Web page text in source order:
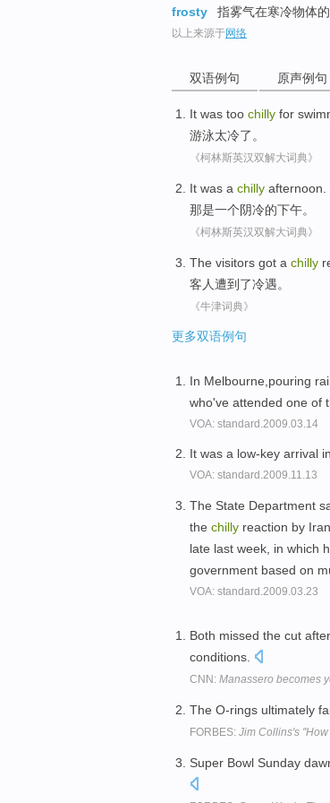
frosty
指雾气在寒冷物体
以上来源于网络
双语例句 原声例句
It was too chilly for
游泳太冷了 。
《柯林斯英汉双解大词典》
It was a chilly afternoon
那是一个阴冷的下午。
《柯林斯英汉双解大词典》
The visitors got a chilly
客人遭到 了冷遇。
《牛津词典》
更多双语例句
In Melbourne,pouring
who've attended one of
VOA: standard.2009.03.14
It was a low-key arrival
VOA: standard.2009.11.13
The State Department
the chilly reaction by
late last week, in which
government based on
VOA: standard.2009.03.23
Both missed the cut
conditions.
CNN: Manassero becomes
The O-rings ultimately
FORBES: Jim Collins's
Super Bowl Sunday